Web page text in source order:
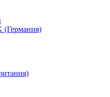
(Германия)